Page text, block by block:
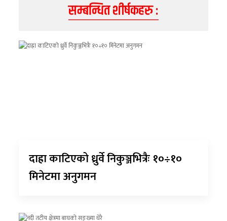
सम्बन्धित शीर्षकहरु :
दाह्रा काटिएको ध्रुर्वे निकुञ्जभित्रैः १०÷१०
मिनेटमा अनुगमन